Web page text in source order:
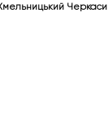
Черкаси